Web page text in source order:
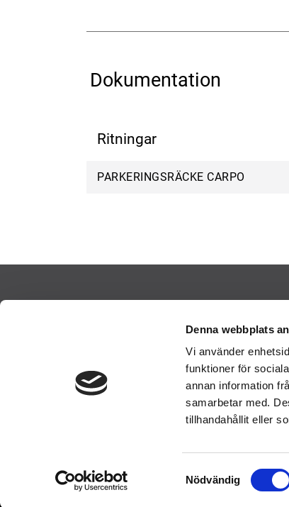
Denna webbplats
Vi använder
funktioner för
annan information
samarbetar med.
tillhandahållit eller
Samtyckesval
Nödvändig
Dokumentation
Ritningar
PARKERINGSRÄCKE CARPO